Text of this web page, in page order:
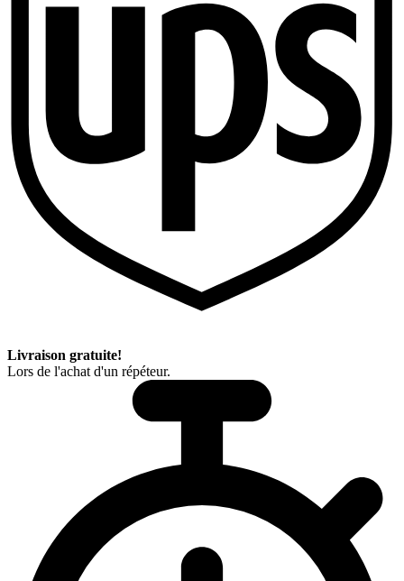
Livraison gratuite!
Lors de l'achat d'un répéteur.